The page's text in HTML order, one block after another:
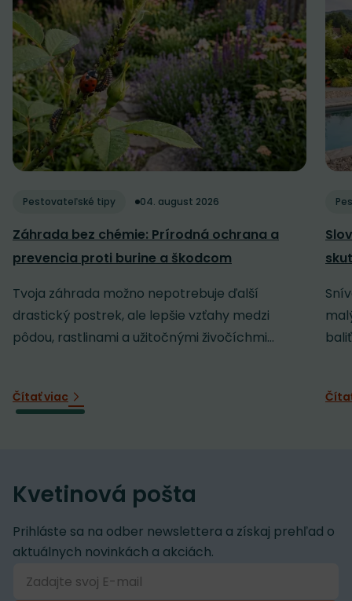
Pestovateľské tipy 04. august 2026
Záhrada bez chémie: Prírodná ochrana a
prevencia proti burine a škodcom
Tvoja záhrada možno nepotrebuje ďalší
drastický postrek, ale lepšie vzťahy medzi
pôdou, rastlinami a užitočnými živočíchmi...
Čítať viac
Kvetinová pošta
Prihláste sa na odber newslettera a získaj prehľad o
aktuálnych novinkách a akciách.